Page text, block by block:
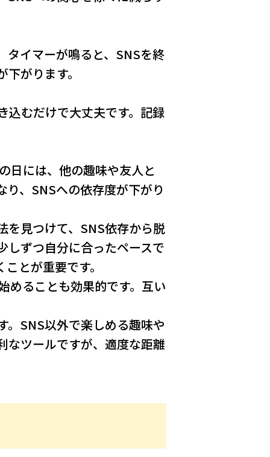
タイマーが鳴ると、SNSを終
がります。
込むだけで大丈夫です。記録
日には、他の趣味や友人と
、SNSへの依存度が下がり
を見つけて、SNS依存から脱
しずつ自分に合ったペースで
とが重要です。
めることも効果的です。互い
。SNS以外で楽しめる趣味や
なツールですが、適度な距離